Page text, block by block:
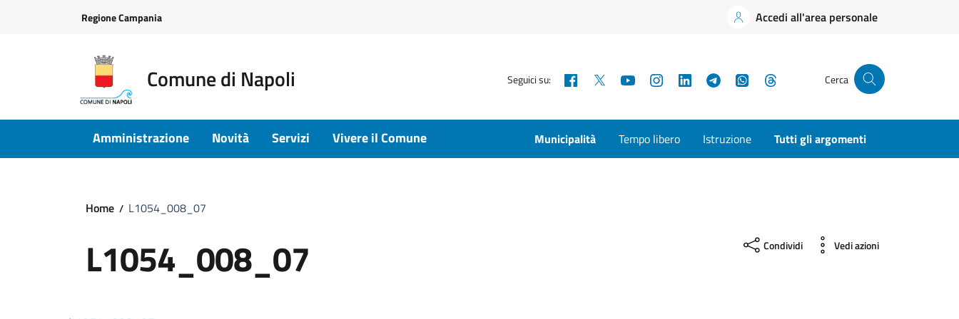
Regione Campania Accedi all'area personale
Comune di Napoli Seguici su: Facebook YouTubeInstagramLinkedInTelegramWhatsApp Cerca
Amministrazione Novità Servizi Vivere il Comune Municipalità Tempo libero Istruzione Tutti gli argomenti
Home L1054_008_07
L1054_008_07 Condividi Vedi azioni